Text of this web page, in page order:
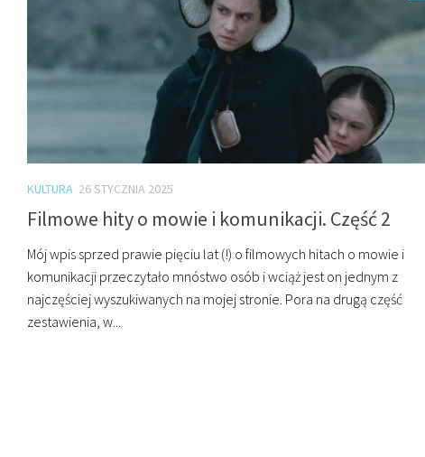
KULTURA 26 STYCZNIA 2025
Filmowe hity o mowie i komunikacji. Część 2
Mój wpis sprzed prawie pięciu lat (!) o filmowych hitach o mowie i
komunikacji przeczytało mnóstwo osób i wciąż jest on jednym z
najczęściej wyszukiwanych na mojej stronie. Pora na drugą część
zestawienia, w...